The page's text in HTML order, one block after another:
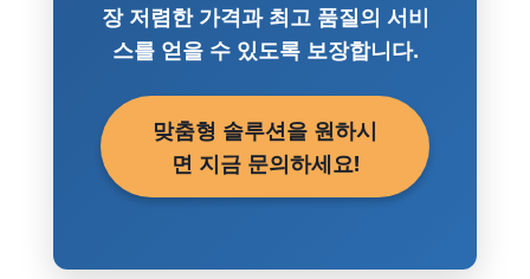
장 저렴한 가격과 최고 품질의 서비
스를 얻을 수 있도록 보장합니다.
맞춤형 솔루션을 원하시
면 지금 문의하세요!